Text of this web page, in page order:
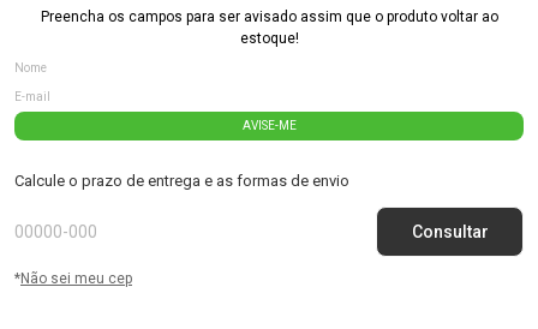
Preencha os campos para ser avisado assim que o produto voltar ao
estoque!
AVISE-ME
Calcule o prazo de entrega e as formas de envio
*Não sei meu cep